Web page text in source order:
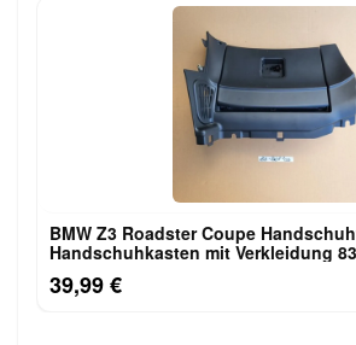
BMW Z3 Roadster Coupe
Handschuhkasten mit Verkleidung
39,99 €